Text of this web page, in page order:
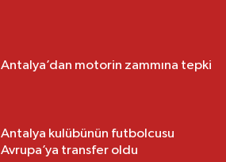
Antalya’dan motorin zammına tepki
Antalya kulübünün futbolcusu
Avrupa’ya transfer oldu